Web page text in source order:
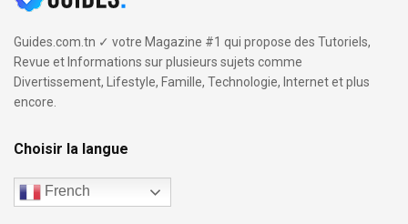
Guides.com.tn ✓ votre Magazine #1 qui propose des Tutoriels,
Revue et Informations sur plusieurs sujets comme
Divertissement, Lifestyle, Famille, Technologie, Internet et plus
encore.
Choisir la langue
French